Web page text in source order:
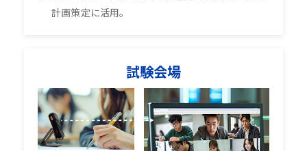
計画策定に活用。
試験会場